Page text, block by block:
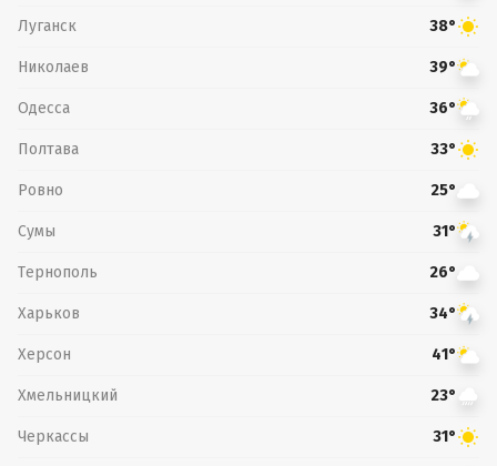
Луганск 38°
Николаев 39°
Одесса 36°
Полтава 33°
Ровно 25°
Сумы 31°
Тернополь 26°
Харьков 34°
Херсон 41°
Хмельницкий 23°
Черкассы 31°